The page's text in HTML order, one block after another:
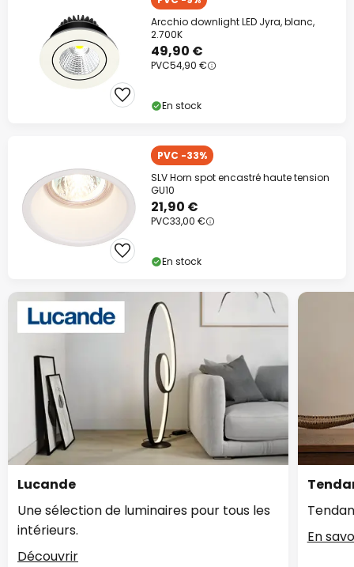
Arcchio downlight LED Jyra, blanc,
2.700K
49,90 €
PVC54,90 €
En stock
PVC -33%
SLV Horn spot encastré haute tension
GU10
21,90 €
PVC33,00 €
En stock
Lucande
Une sélection de luminaires pour tous les
intérieurs.
Découvrir
En